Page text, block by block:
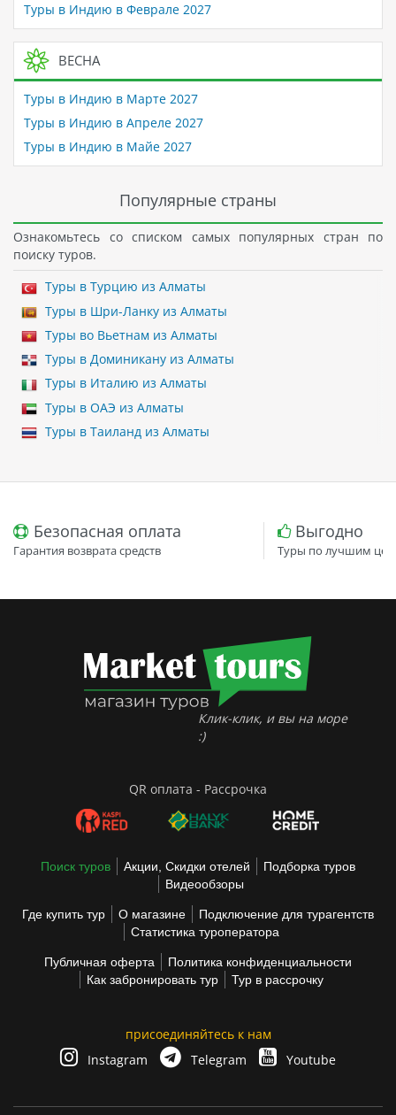
Туры в Индию в Феврале 2027
ВЕСНА
Туры в Индию в Марте 2027
Туры в Индию в Апреле 2027
Туры в Индию в Майе 2027
Популярные страны
Ознакомьтесь со списком самых популярных стран по
поиску туров.
Туры в Турцию из Алматы
Туры в Шри-Ланку из Алматы
Туры во Вьетнам из Алматы
Туры в Доминикану из Алматы
Туры в Италию из Алматы
Туры в ОАЭ из Алматы
Туры в Таиланд из Алматы
Безопасная оплата
Гарантия возврата средств
Выгодно
Туры по лучшим
Клик-клик, и вы на море
:)
QR оплата - Рассрочка
Поиск туров Акции, Скидки отелей
Подборка туров
Видеообзоры
Где купить тур О магазине
Подключение для турагентств
Статистика туроператора
Публичная оферта
Политика конфиденциальности
Как забронировать тур
Тур в рассрочку
присоединяйтесь к нам
Instagram
Telegram Youtube